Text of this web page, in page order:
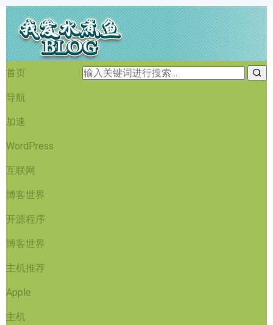
首页
导航
加速
WordPress
互联网
博客世界
开源程序
博客世界
主机推荐
Apple
主机